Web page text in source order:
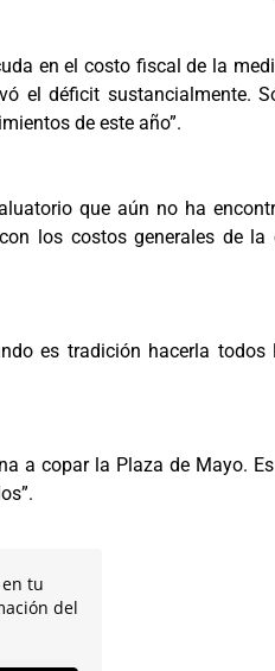
en el costo fiscal de la
el déficit sustancialmente.
de este año”.
que aún no ha
los costos generales de la
es tradición hacerla todos
a copar la Plaza de Mayo.
tu
del